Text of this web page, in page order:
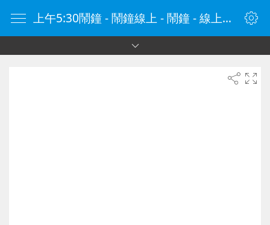
上午5:30鬧鐘 - 鬧鐘線上 - 鬧鐘 - 線上鬧鐘 - 在線鬧鐘 - 鬧鐘在線 - naozhong.tw